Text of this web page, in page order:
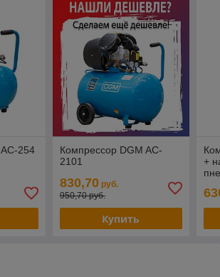
254
Компрессор DGM AC-
2101
830,70руб.
950,70 руб.
Купить
+